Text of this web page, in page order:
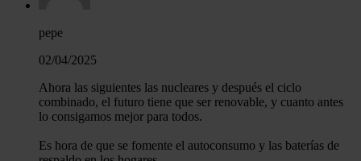
pepe
02/04/2025
Ahora las siguientes las nucleares y después el ciclo
combinado, el futuro tiene que ser renovable, y cuanto antes
lo consigamos mejor para todos.
Es hora de que se fomente el autoconsumo y las baterías de